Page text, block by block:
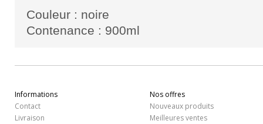
Couleur : noire
Contenance : 900ml
Informations
Contact
Livraison
Nos offres
Nouveaux produits
Meilleures ventes